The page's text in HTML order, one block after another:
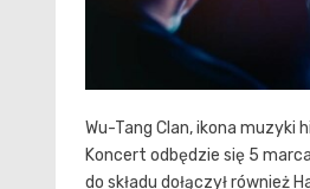
Wu-Tang Clan, ikona muzyki
Koncert odbędzie się 5
do składu dołączył również